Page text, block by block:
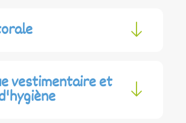
vestimentaire et